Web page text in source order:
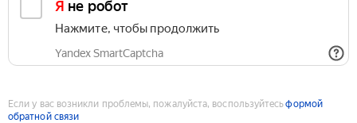
Я не робот
Нажмите, чтобы продолжить
Yandex SmartCaptcha
Если у вас возникли проблемы, пожалуйста, воспользуйтесьформой
обратной связи